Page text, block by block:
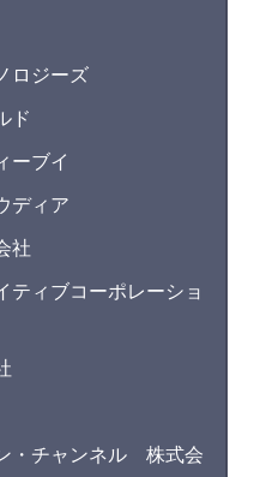
ロジーズ
ド
ーブイ
ディア
社
ィブコーポレーショ
・チャンネル 株式会